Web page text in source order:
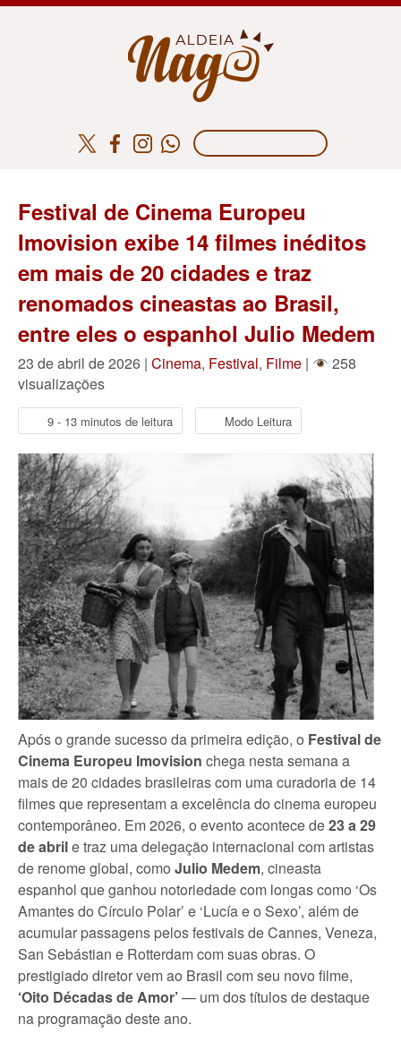
Festival de Cinema Europeu
Imovision exibe 14 filmes inéditos
em mais de 20 cidades e traz
renomados cineastas ao Brasil,
entre eles o espanhol Julio Medem
23 de abril de 2026 | Cinema, Festival, Filme |
258
visualizações
9 - 13 minutos de leitura Modo Leitura
Após o grande sucesso da primeira edição, o Festival de
Cinema Europeu Imovision chega nesta semana a
mais de 20 cidades brasileiras com uma curadoria de 14
filmes que representam a excelência do cinema europeu
contemporâneo. Em 2026, o evento acontece de23 a 29
de abrile traz uma delegação internacional com artistas
de renome global, como Julio Medem, cineasta
espanhol que ganhou notoriedade com longas como ‘Os
Amantes do Círculo Polar’ e ‘Lucía e o Sexo’, além de
acumular passagens pelos festivais de Cannes, Veneza,
San Sebástian e Rotterdam com suas obras. O
prestigiado diretor vem ao Brasil com seu novo filme,
‘Oito Décadas de Amor’— um dos títulos de destaque
na programação deste ano.